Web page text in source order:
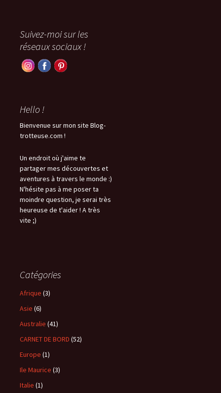
Suivez-moi sur les
réseaux sociaux !
Hello !
Bienvenue sur mon site Blog-
trotteuse.com !
Un endroit où j'aime te
partager mes découvertes et
aventures à travers le monde :)
N'hésite pas à me poser ta
moindre question, je serai très
heureuse de t'aider ! A très
vite ;)
Catégories
Afrique (3)
Asie (6)
Australie (41)
CARNET DE BORD (52)
Europe (1)
Ile Maurice (3)
Italie (1)